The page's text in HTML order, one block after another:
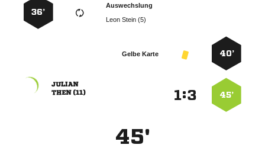
Auswechslung
  
36’
40’
Gelbe Karte
45’
:

 
45'